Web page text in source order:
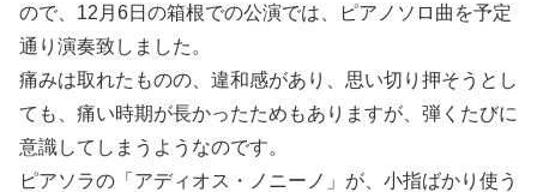
ので、12月6日の箱根での公演では、ピアノソロ曲を予定
通り演奏致しました。
痛みは取れたものの、違和感があり、思い切り押そうとし
ても、痛い時期が長かったためもありますが、弾くたびに
意識してしまうようなのです。
ピアソラの「アディオス・ノニーノ」が、小指ばかり使う